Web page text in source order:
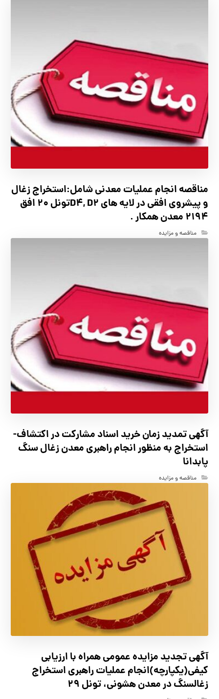
مناقصه انجام عملیات معدنی شامل:استخراج زغال
و پیشروی افقی در لایه های D4, D2تونل 20 افق
2194 معدن همکار .
مناقصه و مزایده
آگهي تمدید زمان خرید اسناد مشارکت در اکتشاف-
استخراج به منظور انجام راهبری معدن زغال سنگ
پابدانا
مناقصه و مزایده
آگهي تجدید مزايده عمومی همراه با ارزیابی
کیفی(یکپارچه)انجام عملیات راهبری استخراج
زغالسنگ در معدن هشونی، تونل ۲۹